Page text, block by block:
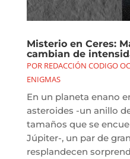
Misterio en Ceres:
cambian de
POR REDACCIÓN CODIGO
ENIGMAS
En un planeta enano
asteroides -un anillo
tamaños que se
Júpiter-, un par de
resplandecen